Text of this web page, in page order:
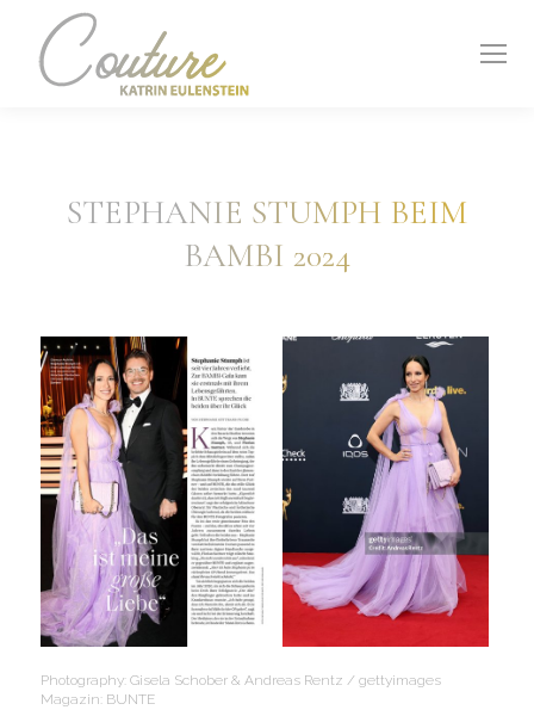
STEPHANIE STUMPH BEIM
BAMBI 2024
Photography: Gisela Schober & Andreas Rentz / gettyimages
Magazin: BUNTE